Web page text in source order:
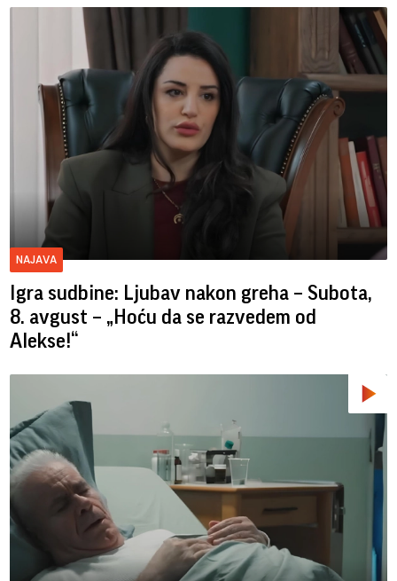
NAJAVA
Igra sudbine: Ljubav nakon greha – Subota,
8. avgust – „Hoću da se razvedem od
Alekse!“